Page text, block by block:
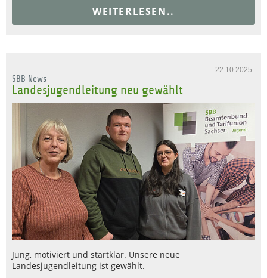
WEITERLESEN..
22.10.2025
SBB News
Landesjugendleitung neu gewählt
Jung, motiviert und startklar. Unsere neue
Landesjugendleitung ist gewählt.